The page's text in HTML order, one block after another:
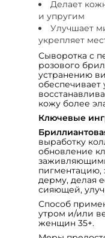
Делает
и упругим
Улучшает
укрепляет
Сыворотка с
розового
устранению
кожу более
Ключевые
выработку
обновление
пигментацию,
дерму, делая
сияющей,
Способ
утром и/или
женщин 35+.